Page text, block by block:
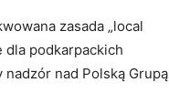
zasada „local
dla podkarpackich
nad Polską Grupą